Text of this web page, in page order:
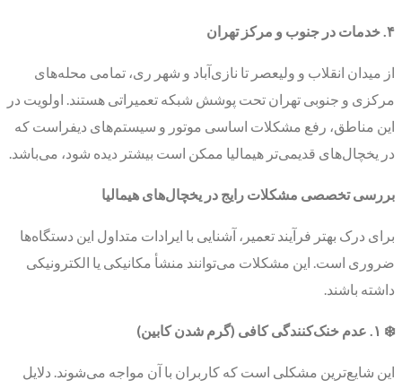
۴. خدمات در جنوب و مرکز تهران
از میدان انقلاب و ولیعصر تا نازی‌آباد و شهر ری، تمامی محله‌های
مرکزی و جنوبی تهران تحت پوشش شبکه تعمیراتی هستند. اولویت در
این مناطق، رفع مشکلات اساسی موتور و سیستم‌های دیفراست که
در یخچال‌های قدیمی‌تر هیمالیا ممکن است بیشتر دیده شود، می‌باشد.
بررسی تخصصی مشکلات رایج در یخچال‌های هیمالیا
برای درک بهتر فرآیند تعمیر، آشنایی با ایرادات متداول این دستگاه‌ها
ضروری است. این مشکلات می‌توانند منشأ مکانیکی یا الکترونیکی
داشته باشند.
❄️ ۱. عدم خنک‌کنندگی کافی (گرم شدن کابین)
این شایع‌ترین مشکلی است که کاربران با آن مواجه می‌شوند. دلایل